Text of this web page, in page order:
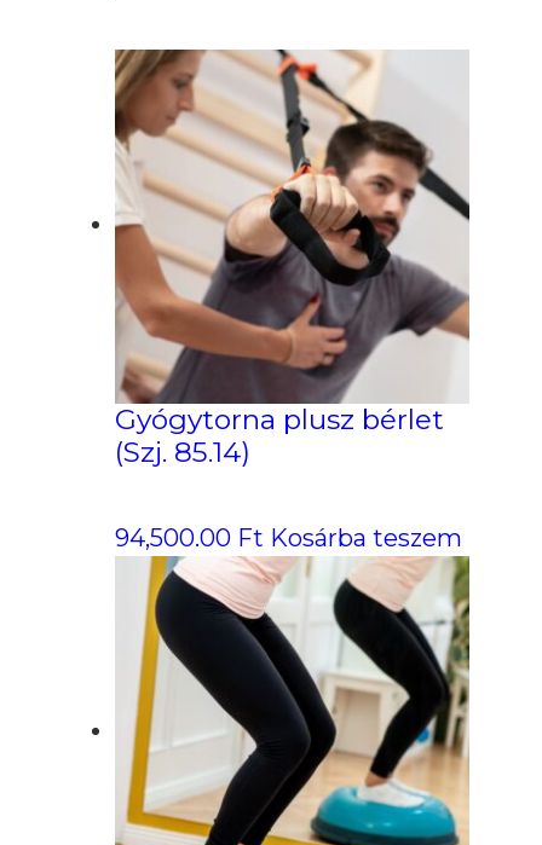
Gyógytorna plusz bérlet
(Szj. 85.14)
94,500.00 Ft Kosárba teszem